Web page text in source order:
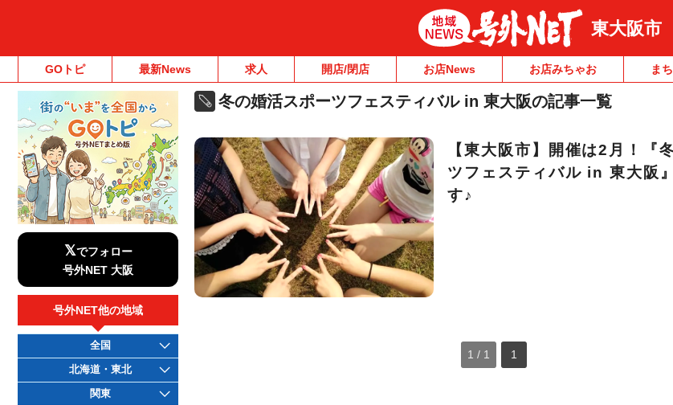
東大阪市
GOトピ 最新News 求人 開店/閉店 お店News お店みちゃお まち
冬の婚活スポーツフェスティバル in 東大阪の記事一覧
【東大阪市】開催は2月！『
ツフェスティバル in 東大阪
す♪
1 / 1 1
𝕏でフォロー
号外NET 大阪
号外NET他の地域
全国
北海道・東北
関東